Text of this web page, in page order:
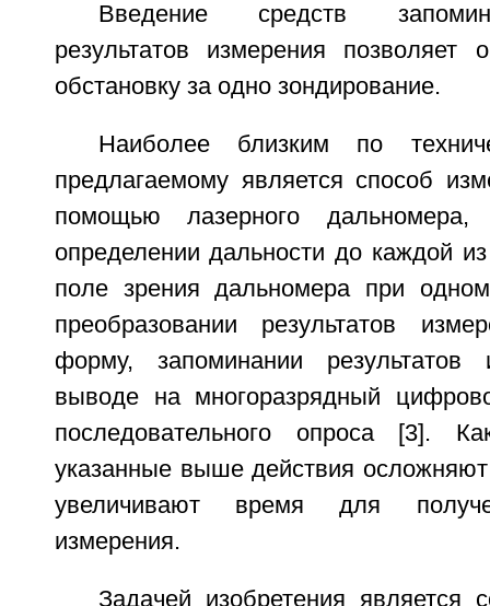
Введение средств
результатов измерения позволяет
обстановку за одно зондирование.
Наиболее близким по
предлагаемому является способ
помощью лазерного
определении дальности до каждой
поле зрения дальномера при
преобразовании результатов
форму, запоминании
выводе на многоразрядный
последовательного опроса [3].
указанные выше действия
увеличивают время для
измерения.
Задачей изобретения является